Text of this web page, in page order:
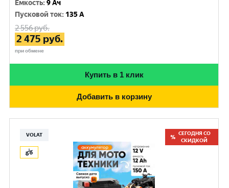
Емкость:9 Ач
Пусковой ток: 135 A
2 556руб.
2 475 руб.
при обмене
Купить в 1 клик
Добавить в корзину
VOLAT
СЕГОДНЯ СО
СКИДКОЙ